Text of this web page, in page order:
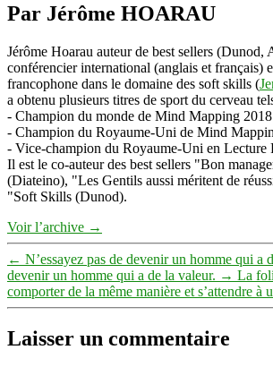
Par Jérôme HOARAU
Jérôme Hoarau auteur de best sellers (Dunod,
conférencier international (anglais et français)
francophone dans le domaine des soft skills (
a obtenu plusieurs titres de sport du cerveau
- Champion du monde de Mind Mapping 2018
- Champion du Royaume-Uni de Mind
- Vice-champion du Royaume-Uni en Lecture
Il est le co-auteur des best sellers "Bon
(Diateino), "Les Gentils aussi méritent de
"Soft Skills (Dunod).
Voir l’archive →
← N’essayez pas de devenir un homme qui a
devenir un homme qui a de la valeur. → La
comporter de la même manière et s’attendre à
Laisser un commentaire